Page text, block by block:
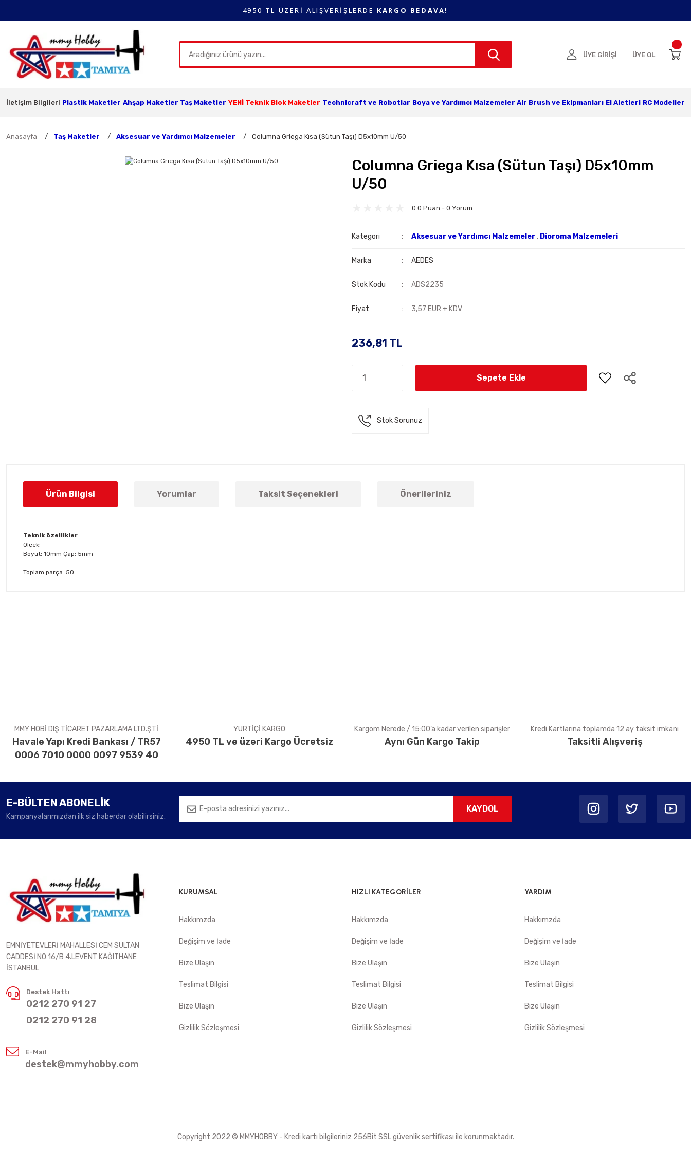
4950 TL ÜZERİ ALIŞVERİŞLERDE KARGO BEDAVA!
ÜYE GİRİŞİ ÜYE OL
İletişim Bilgileri Plastik Maketler Ahşap Maketler Taş Maketler YENİ Teknik Blok Maketler Technicraft ve Robotlar Boya ve Yardımcı Malzemeler Air Brush ve Ekipmanları El Aletleri RC Modeller
Anasayfa Taş Maketler Aksesuar ve Yardımcı Malzemeler Columna Griega Kısa (Sütun Taşı) D5x10mm U/50
Columna Griega Kısa (Sütun Taşı) D5x10mm
U/50
0.0 Puan - 0 Yorum
Kategori Aksesuar ve Yardımcı Malzemeler , Dioroma Malzemeleri
Marka AEDES
Stok Kodu ADS2235
Fiyat 3,57 EUR + KDV
236,81 TL
Sepete Ekle
Stok Sorunuz
Ürün Bilgisi Yorumlar Taksit Seçenekleri Önerileriniz
Teknik özellikler
Ölçek:
Boyut: 10mm Çap: 5mm
Toplam parça: 50
MMY HOBİ DIŞ TİCARET PAZARLAMA LTD.ŞTİ
Havale Yapı Kredi Bankası / TR57
0006 7010 0000 0097 9539 40
YURTİÇİ KARGO
4950 TL ve üzeri Kargo Ücretsiz
Kargom Nerede / 15:00’a kadar verilen siparişler
Aynı Gün Kargo Takip
Kredi Kartlarına toplamda 12 ay taksit imkanı
Taksitli Alışveriş
E-BÜLTEN ABONELİK
Kampanyalarımızdan ilk siz haberdar olabilirsiniz.
KAYDOL
EMNİYETEVLERİ MAHALLESİ CEM SULTAN
CADDESİ NO:16/B 4.LEVENT KAĞITHANE
İSTANBUL
Destek Hattı
0212 270 91 27
0212 270 91 28
E-Mail
destek@mmyhobby.com
KURUMSAL
Hakkımzda
Değişim ve İade
Bize Ulaşın
Teslimat Bilgisi
Bize Ulaşın
Gizlilik Sözleşmesi
HIZLI KATEGORİLER
Hakkımzda
Değişim ve İade
Bize Ulaşın
Teslimat Bilgisi
Bize Ulaşın
Gizlilik Sözleşmesi
YARDIM
Hakkımzda
Değişim ve İade
Bize Ulaşın
Teslimat Bilgisi
Bize Ulaşın
Gizlilik Sözleşmesi
Copyright 2022 © MMYHOBBY - Kredi kartı bilgileriniz 256Bit SSL güvenlik sertifikası ile korunmaktadır.